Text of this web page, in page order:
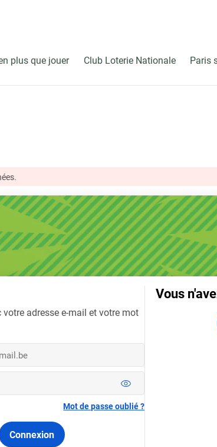
plus que jouer Club Loterie Nationale Paris
adresse e-mail et votre mot
Mot de passe oublié ?
Connexion
Vous